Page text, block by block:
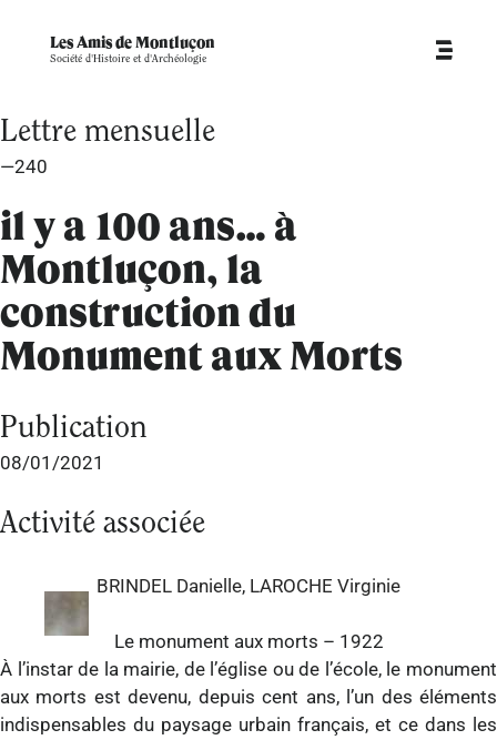
Les Amis de Montluçon
Société d'Histoire et d'Archéologie
Lettre mensuelle
—240
il y a 100 ans… à
Montluçon, la
construction du
Monument aux Morts
Publication
08/01/2021
Activité associée
BRINDEL Danielle, LAROCHE Virginie
Le monument aux morts – 1922
À l’instar de la mairie, de l’église ou de l’école, le monument
aux morts est devenu, depuis cent ans, l’un des éléments
indispensables du paysage urbain français, et ce dans les